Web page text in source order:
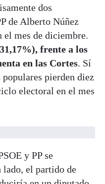
dos
de Alberto Núñez
el mes de diciembre.
frente a los
en las Cortes. Sí
pierden diez
electoral en el mes
y PP se
lado, el partido de